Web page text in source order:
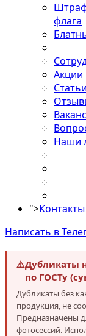
флага
Акции
Статьи
Наши
">Контакты
Написать в
⚠️Дубликаты
по ГОСТу
Дубликаты без
продукция, не
Предназначены
фотосессий.